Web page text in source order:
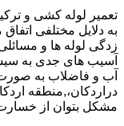
تعمیر لوله کشی و
به دلایل مختلفی
زدگی لوله ها و
آسیب های جدی به
آب و فاضلاب به
دراردکان،,منطقه
مشکل بتوان از